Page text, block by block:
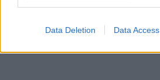
Data Deletion Data Access